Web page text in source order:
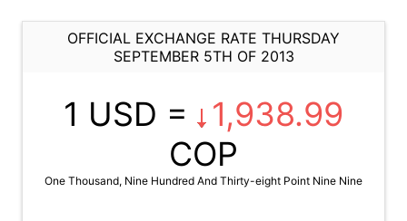
OFFICIAL EXCHANGE RATE THURSDAY
SEPTEMBER 5TH OF 2013
1 USD =
1,938.99
COP
One Thousand, Nine Hundred And Thirty-eight Point Nine Nine